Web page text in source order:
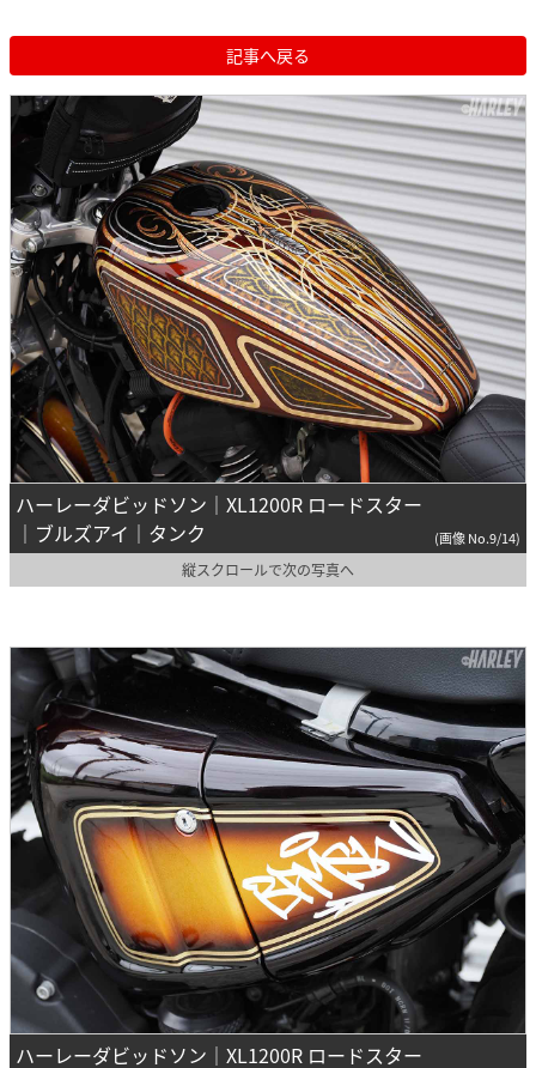
記事へ戻る
ハーレーダビッドソン｜XL1200R ロードスター
｜ブルズアイ｜タンク
(画像 No.9/14)
縦スクロールで次の写真へ
ハーレーダビッドソン｜XL1200R ロードスター